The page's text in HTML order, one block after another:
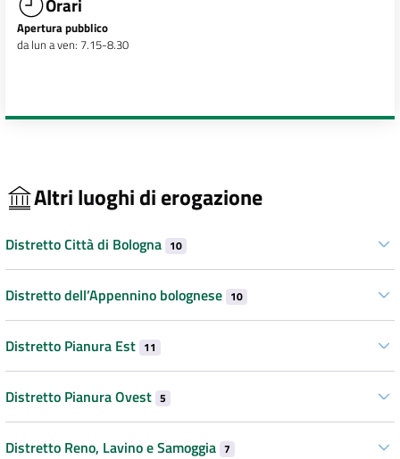
Apertura pubblico
da lun a ven: 7.15-8.30
Altri luoghi di erogazione
Distretto Città di Bologna 10
Distretto dell’Appennino bolognese 10
Distretto Pianura Est 11
Distretto Pianura Ovest 5
Distretto Reno, Lavino e Samoggia 7